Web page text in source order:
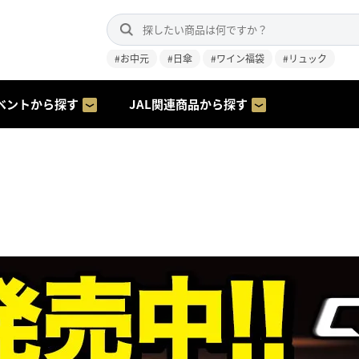
#お中元 #日傘 #ワイン福袋 #リュック
ントから探す JAL関連商品から探す